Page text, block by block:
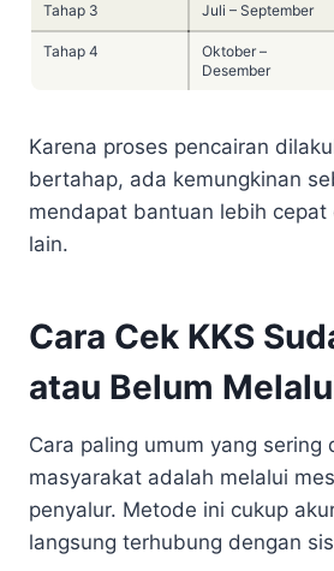
Tahap 3 Juli – September
Tahap 4
Oktober –
Desember
Karena proses pencairan
bertahap, ada kemungkinan
mendapat bantuan lebih
lain.
Cara Cek KKS
atau Belum
Cara paling umum yang sering
masyarakat adalah melalui
penyalur. Metode ini cukup
langsung terhubung dengan